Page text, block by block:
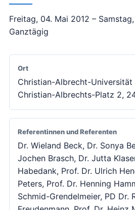
Freitag, 04. Mai 2012 –
Ganztägig
Ort
Christian-Albrecht-Universität
Christian-Albrechts-Platz 2,
Referentinnen und Referenten
Dr. Wieland Beck, Dr. Sonya
Jochen Brasch, Dr. Jutta
Habedank, Prof. Dr. Ulrich
Peters, Prof. Dr. Henning
Schmid-Grendelmeier, PD Dr.